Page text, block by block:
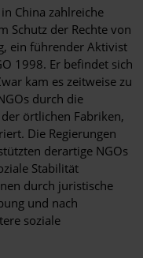
China zahlreiche
Schutz der Rechte von
ein führender Aktivist
1998. Er befindet sich
kam es zeitweise zu
durch die
örtlichen Fabriken,
Die Regierungen
derartige NGOs
Stabilität
durch juristische
und nach
soziale